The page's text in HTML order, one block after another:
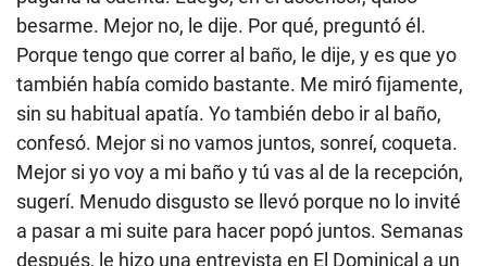
besarme. Mejor no, le dije. Por qué, preguntó él.
Porque tengo que correr al baño, le dije, y es que yo
también había comido bastante. Me miró fijamente,
sin su habitual apatía. Yo también debo ir al baño,
confesó. Mejor si no vamos juntos, sonreí, coqueta.
Mejor si yo voy a mi baño y tú vas al de la recepción,
sugerí. Menudo disgusto se llevó porque no lo invité
a pasar a mi suite para hacer popó juntos. Semanas
después, le hizo una entrevista en El Dominical a un